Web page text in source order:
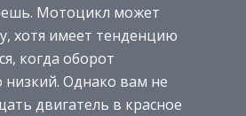
Мотоцикл может
хотя имеет тенденцию
когда оборот
низкий. Однако вам не
двигатель в красное